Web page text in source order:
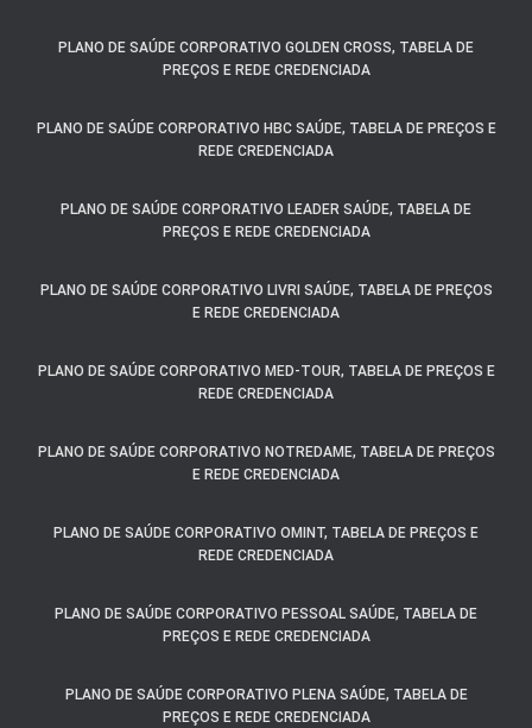
PLANO DE SAÚDE CORPORATIVO GOLDEN CROSS, TABELA DE
PREÇOS E REDE CREDENCIADA
PLANO DE SAÚDE CORPORATIVO HBC SAÚDE, TABELA DE PREÇOS E
REDE CREDENCIADA
PLANO DE SAÚDE CORPORATIVO LEADER SAÚDE, TABELA DE
PREÇOS E REDE CREDENCIADA
PLANO DE SAÚDE CORPORATIVO LIVRI SAÚDE, TABELA DE PREÇOS
E REDE CREDENCIADA
PLANO DE SAÚDE CORPORATIVO MED-TOUR, TABELA DE PREÇOS E
REDE CREDENCIADA
PLANO DE SAÚDE CORPORATIVO NOTREDAME, TABELA DE PREÇOS
E REDE CREDENCIADA
PLANO DE SAÚDE CORPORATIVO OMINT, TABELA DE PREÇOS E
REDE CREDENCIADA
PLANO DE SAÚDE CORPORATIVO PESSOAL SAÚDE, TABELA DE
PREÇOS E REDE CREDENCIADA
PLANO DE SAÚDE CORPORATIVO PLENA SAÚDE, TABELA DE
PREÇOS E REDE CREDENCIADA